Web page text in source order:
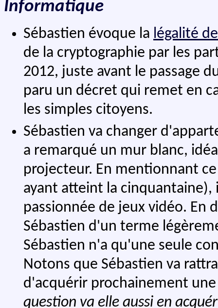
Informatique
Sébastien évoque la légalité
de la cryptographie par les
2012, juste avant le passage
paru un décret qui remet en
les simples citoyens.
Sébastien va changer
a remarqué un mur blanc,
projecteur. En mentionnant
ayant atteint la
passionnée de jeux vidéo. En
Sébastien d'un terme
Sébastien n'a qu'une seule
Notons que Sébastien va
d'acquérir prochainement
question va elle aussi en